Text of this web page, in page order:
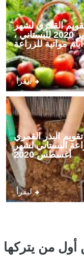
القمري لشهر
فبراير 2020 للبستاني ،
أيام مواتية للزراعة
ليقرأ
تقويم البذر القمري
البستاني لشهر
أغسطس 2020
ليقرأ
أول من يتركها